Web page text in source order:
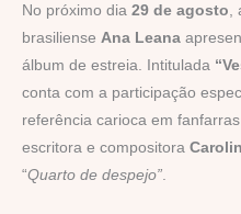
No próximo dia 29 de agosto
brasiliense Ana Leana
álbum de estreia. Intitulada
conta com a participação
referência carioca em
escritora e compositora
“Quarto de despejo”